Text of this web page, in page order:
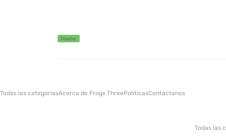
Diseño
Todas las categoríasAcerca de Frogx ThreePoliticasContáctanos
Todas las